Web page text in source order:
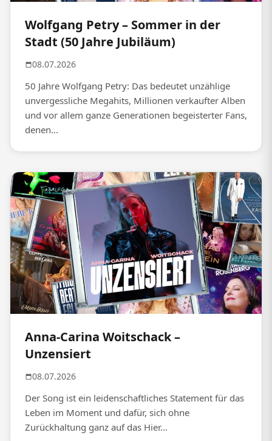
Wolfgang Petry – Sommer in der
Stadt (50 Jahre Jubiläum)
08.07.2026
50 Jahre Wolfgang Petry: Das bedeutet unzählige
unvergessliche Megahits, Millionen verkaufter Alben
und vor allem ganze Generationen begeisterter Fans,
denen...
Anna-Carina Woitschack –
Unzensiert
08.07.2026
Der Song ist ein leidenschaftliches Statement für das
Leben im Moment und dafür, sich ohne
Zurückhaltung ganz auf das Hier...